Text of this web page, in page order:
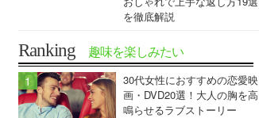
を徹底解説
Ranking 趣味を楽しみたい
30代女性におすすめの恋愛映
画・DVD20選！大人の胸を高
鳴らせるラブストーリー